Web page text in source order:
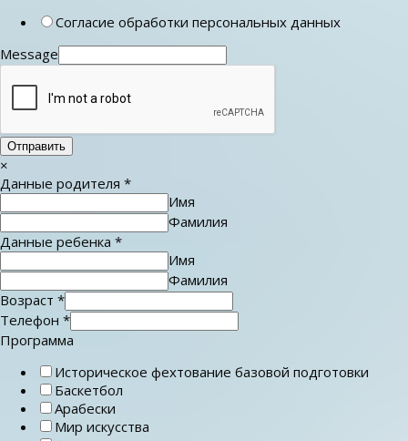
Согласие обработки персональных данных
Message
Отправить
×
Данные родителя *
Имя
Фамилия
Данные ребенка *
Имя
Фамилия
Возраст *
Телефон *
Программа
Историческое фехтование базовой подготовки
Баскетбол
Арабески
Мир искусства